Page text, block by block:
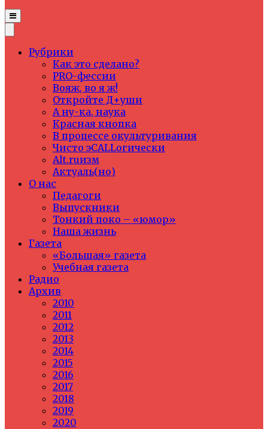
Рубрики
Как это сделано?
PRO-фессии
Вояж, во я ж!
Откройте Д+уши
А ну-ка, наука
Красная кнопка
В процессе окультуривания
Чисто эCALLогически
Alt.ruизм
Актуаль(но)
О нас
Педагоги
Выпускники
Тонкий поко – «юмор»
Наша жизнь
Газета
«Большая» газета
Учебная газета
Радио
Архив
2010
2011
2012
2013
2014
2015
2016
2017
2018
2019
2020